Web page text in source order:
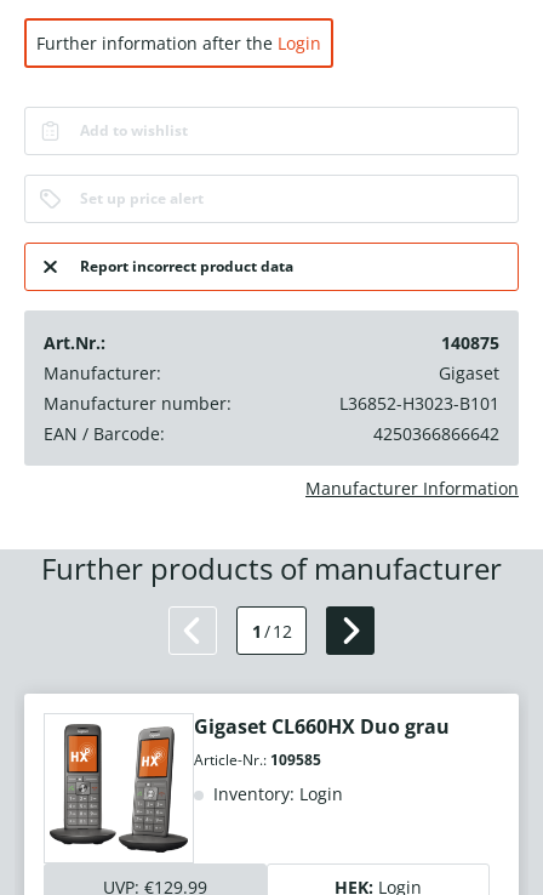
Further information after the Login
Add to wishlist
Set up price alert
Report incorrect product data
Art.Nr.:
140875
Manufacturer:
Gigaset
Manufacturer number:
L36852-H3023-B101
EAN / Barcode:
4250366866642
Manufacturer Information
Further products of manufacturer
1 /12
Gigaset CL660HX Duo grau
Article-Nr.: 109585
Inventory: Login
UVP: €129.99 HEK: Login